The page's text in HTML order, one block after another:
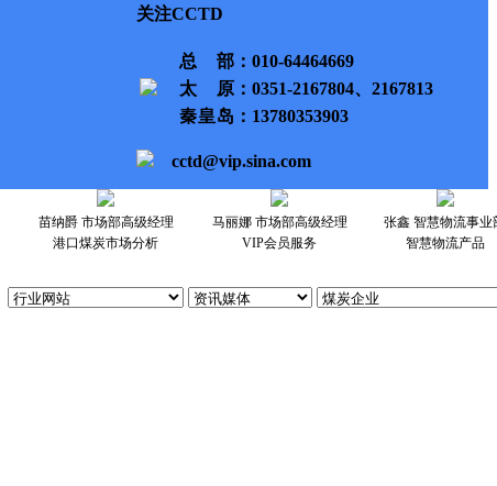
关注CCTD
总部 ：010-64464669
太原 ：0351-2167804、2167813
秦皇岛 ：13780353903
cctd@vip.sina.com
苗纳爵 市场部高级经理
港口煤炭市场分析
马丽娜 市场部高级经理
VIP会员服务
张鑫 智慧物流事业
智慧物流产品